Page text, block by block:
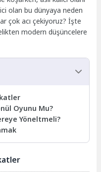
olan bu dünyaya neden
çok acı çekiyoruz? İşte
modern düşüncelere
Oyunu Mu?
Yöneltmeli?